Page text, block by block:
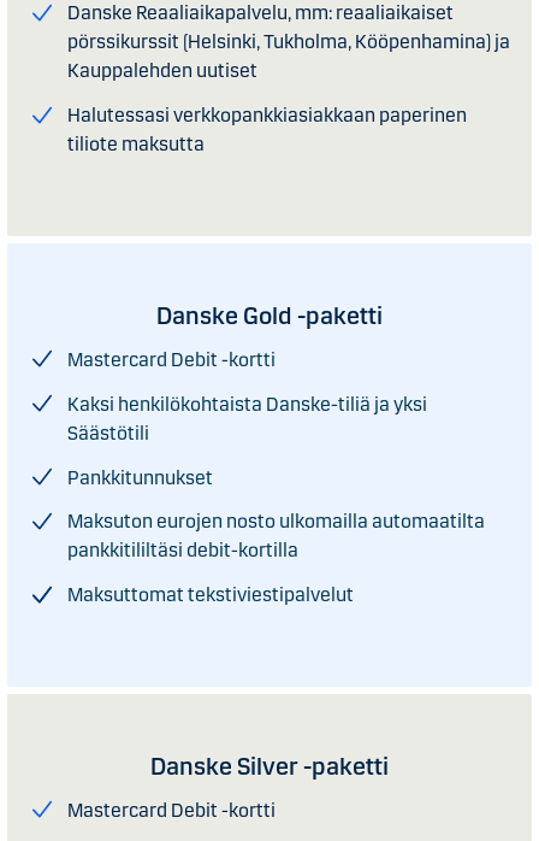
Danske Reaaliaikapalvelu, mm: reaaliaikaiset
pörssikurssit (Helsinki, Tukholma, Kööpenhamina) ja
Kauppalehden uutiset
Halutessasi verkkopankkiasiakkaan paperinen
tiliote maksutta
Danske Gold -paketti
Mastercard Debit -kortti
Kaksi henkilökohtaista Danske-tiliä ja yksi
Säästötili
Pankkitunnukset
Maksuton eurojen nosto ulkomailla automaatilta
pankkitililtäsi debit-kortilla
Maksuttomat tekstiviestipalvelut
Danske Silver -paketti
Mastercard Debit -kortti